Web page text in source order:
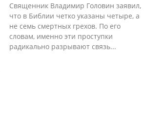
Священник Владимир Головин заявил,
что в Библии четко указаны четыре, а
не семь смертных грехов. По его
словам, именно эти проступки
радикально разрывают связь...